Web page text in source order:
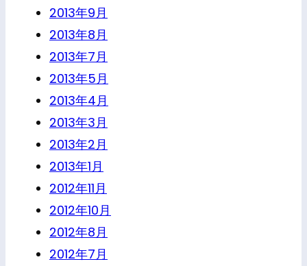
2013年9月
2013年8月
2013年7月
2013年5月
2013年4月
2013年3月
2013年2月
2013年1月
2012年11月
2012年10月
2012年8月
2012年7月